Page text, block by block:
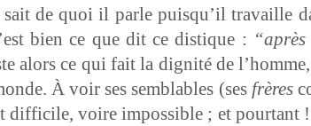
de quoi il par­le puisqu’il tra­vaille
bien ce que dit ce dis­tique :
alors ce qui fait la dig­nité de
À voir ses sem­blables (ses frères
dif­fi­cile, voire impos­si­ble ; et pour­tant